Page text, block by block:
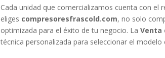
Cada unidad que comercializamos cuenta con el
eliges compresoresfrascold.com, no solo
optimizada para el éxito de tu negocio. LaVenta
técnica personalizada para seleccionar el